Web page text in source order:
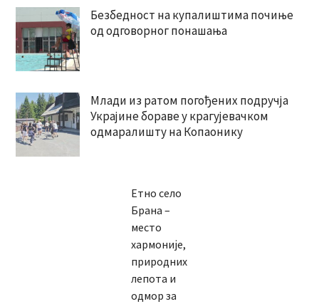
Безбедност на купалиштима почиње
од одговорног понашања
Млади из ратом погођених подручја
Украјине бораве у крагујевачком
одмаралишту на Копаонику
Етно село
Брана –
место
хармоније,
природних
лепота и
одмор за